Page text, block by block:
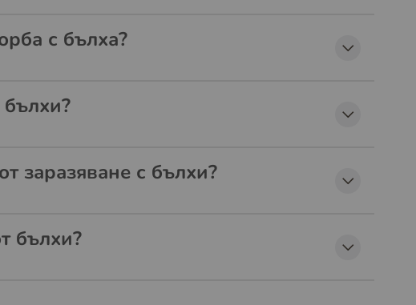
с бълха?
заразяване с бълхи?
бълхи?